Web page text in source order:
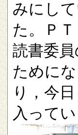
みにし
た。Ｐ
読書委
ために
り，今
入ってい